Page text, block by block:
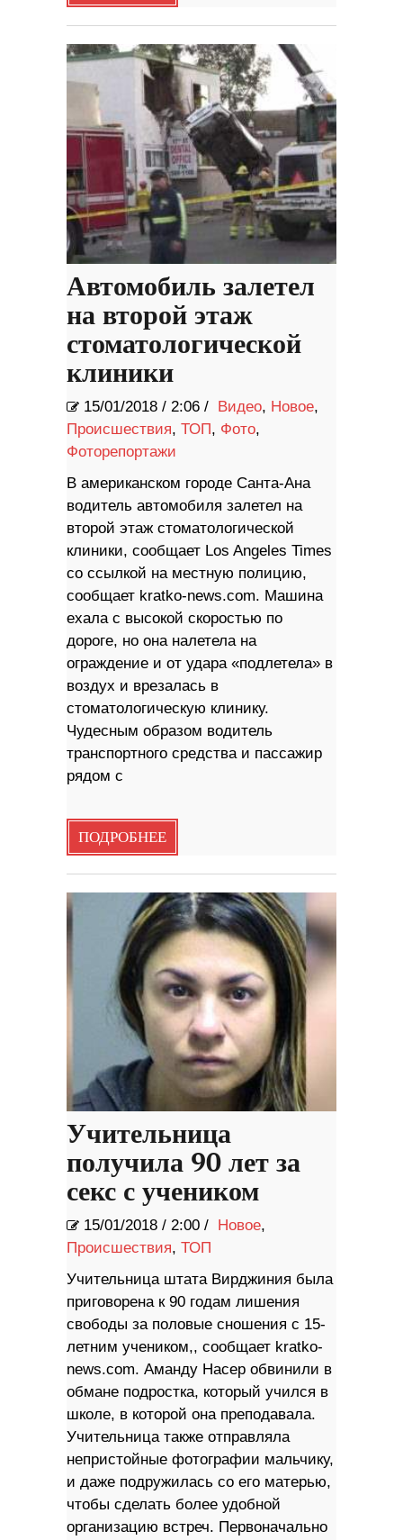
Автомобиль залетел
на второй этаж
стоматологической
клиники
15/01/2018 / 2:06 / Видео, Новое,
Происшествия, ТОП, Фото,
Фоторепортажи
В американском городе Санта-Ана
водитель автомобиля залетел на
второй этаж стоматологической
клиники, сообщает Los Angeles Times
со ссылкой на местную полицию,
сообщает kratko-news.com. Машина
ехала с высокой скоростью по
дороге, но она налетела на
ограждение и от удара «подлетела» в
воздух и врезалась в
стоматологическую клинику.
Чудесным образом водитель
транспортного средства и пассажир
рядом с
ПОДРОБНЕЕ
Учительница
получила 90 лет за
секс с учеником
15/01/2018 / 2:00 / Новое,
Происшествия, ТОП
Учительница штата Вирджиния была
приговорена к 90 годам лишения
свободы за половые сношения с 15-
летним учеником,, сообщает kratko-
news.com. Аманду Насер обвинили в
обмане подростка, который учился в
школе, в которой она преподавала.
Учительница также отправляла
непристойные фотографии мальчику,
и даже подружилась со его матерью,
чтобы сделать более удобной
организацию встреч. Первоначально